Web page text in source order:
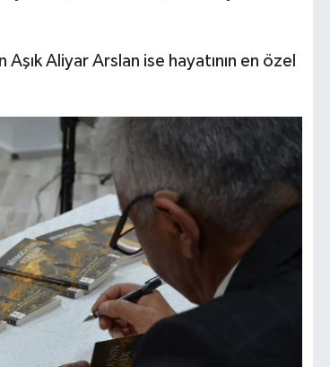
Aliyar Arslan ise hayatının en özel